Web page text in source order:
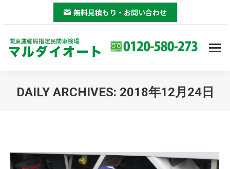
無料見積もり・お問い合わせ
DAILY ARCHIVES: 2018年12月24日